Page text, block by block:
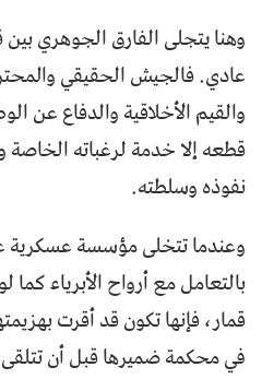
وهنا يتجلى الفارق الجوهري
عادي. فالجيش الحقيقي
والقيم الأخلاقية والدفاع عن
قطعه إلا خدمة لرغباته
نفوذه وسلطته.
وعندما تتخلى مؤسسة عسكرية
بالتعامل مع أرواح الأبرياء
قمار، فإنها تكون قد أقرت
في محكمة ضميرها قبل أن